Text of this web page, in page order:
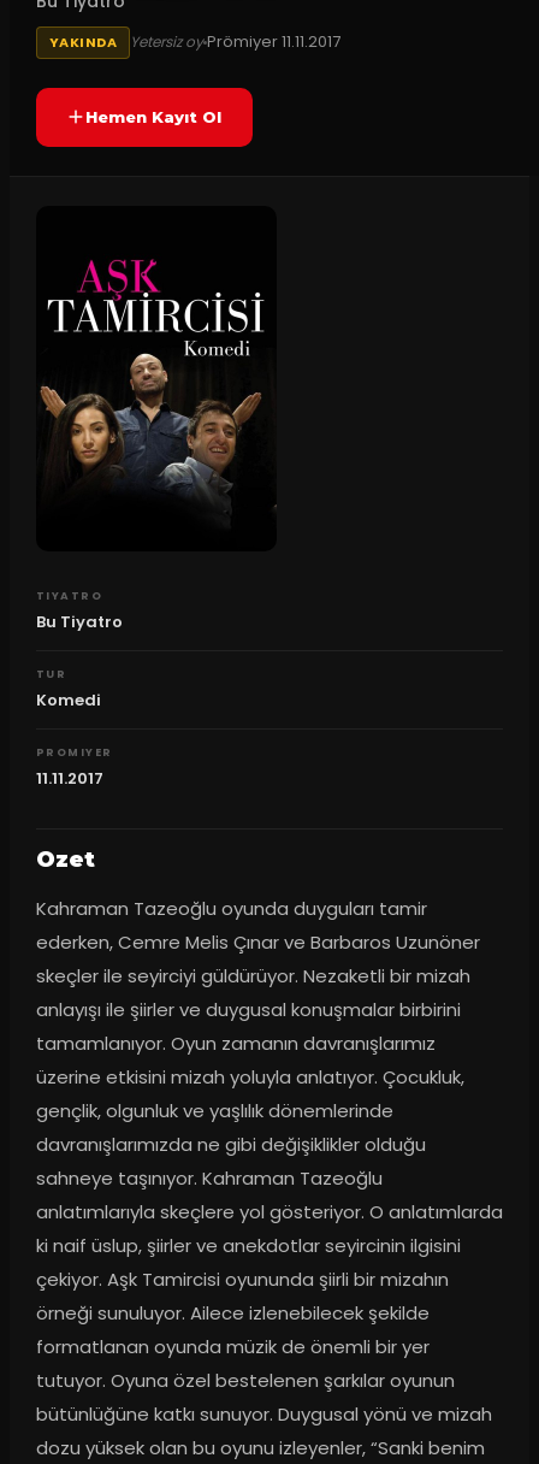
YAKINDA Yetersiz oyPrömiyer11.11.2017
Hemen Kayıt Ol
TIYATRO
Bu Tiyatro
TUR
Komedi
PROMIYER
11.11.2017
Ozet
Kahraman Tazeoğlu oyunda duyguları tamir
ederken, Cemre Melis Çınar ve Barbaros Uzunöner
skeçler ile seyirciyi güldürüyor. Nezaketli bir mizah
anlayışı ile şiirler ve duygusal konuşmalar birbirini
tamamlanıyor. Oyun zamanın davranışlarımız
üzerine etkisini mizah yoluyla anlatıyor. Çocukluk,
gençlik, olgunluk ve yaşlılık dönemlerinde
davranışlarımızda ne gibi değişiklikler olduğu
sahneye taşınıyor. Kahraman Tazeoğlu
anlatımlarıyla skeçlere yol gösteriyor. O anlatımlarda
ki naif üslup, şiirler ve anekdotlar seyircinin ilgisini
çekiyor. Aşk Tamircisi oyununda şiirli bir mizahın
örneği sunuluyor. Ailece izlenebilecek şekilde
formatlanan oyunda müzik de önemli bir yer
tutuyor. Oyuna özel bestelenen şarkılar oyunun
bütünlüğüne katkı sunuyor. Duygusal yönü ve mizah
dozu yüksek olan bu oyunu izleyenler, “Sanki benim